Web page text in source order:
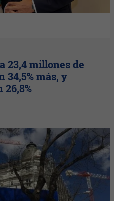
23,4 millones de
34,5% más, y
26,8%